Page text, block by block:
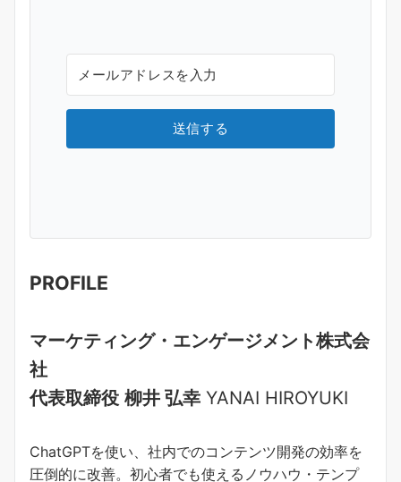
送信する
PROFILE
マーケティング・エンゲージメント株式会
社
代表取締役 柳井 弘幸 YANAI HIROYUKI
ChatGPTを使い、社内でのコンテンツ開発の効率を
圧倒的に改善。初心者でも使えるノウハウ・テンプ